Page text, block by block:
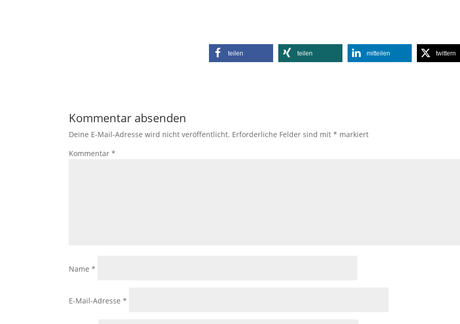
teilen teilen mitteilen twittern
Kommentar absenden
Deine E-Mail-Adresse wird nicht veröffentlicht. Erforderliche Felder sind mit* markiert
Kommentar*
Name*
E-Mail-Adresse*